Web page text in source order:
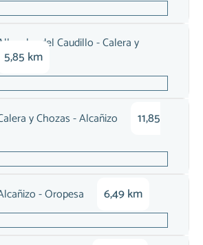
del Caudillo - Calera y
5,85 km
y Chozas - Alcañizo 11,85
- Oropesa 6,49 km